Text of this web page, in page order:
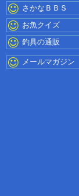
さかなＢＢＳ
お魚クイズ
釣具の通販
メールマガジン